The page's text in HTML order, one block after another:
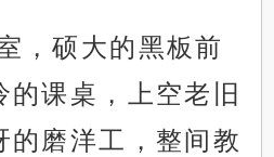
，硕大的黑板前
的课桌，上空老旧
的磨洋工，整间教